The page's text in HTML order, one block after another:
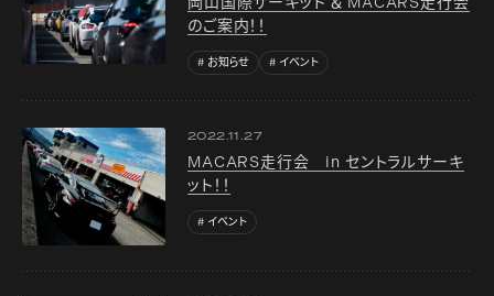
のご案内！！
お知らせ イベント
2022.11.27
MACARS走行会 in セントラルサーキ
ット！！
イベント